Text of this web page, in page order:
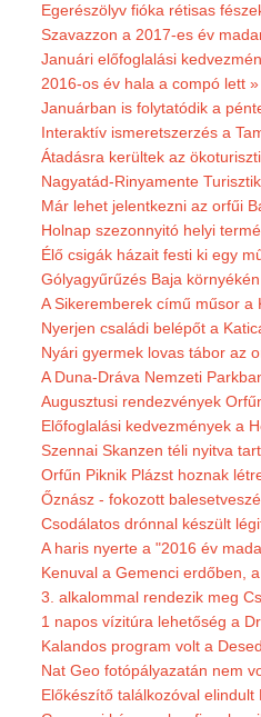
Egerészölyv fióka rétisas
Szavazzon a 2017-es év
Januári előfoglalási
2016-os év hala a compó lett »
Januárban is folytatódik a
Interaktív ismeretszerzés a
Átadásra kerültek az
Nagyatád-Rinyamente
Már lehet jelentkezni az orfűi
Holnap szezonnyitó helyi
Élő csigák házait festi ki egy
Gólyagyűrűzés Baja
A Sikeremberek című műsor a
Nyerjen családi belépőt a
Nyári gyermek lovas tábor az
A Duna-Dráva Nemzeti
Augusztusi rendezvények
Előfoglalási kedvezmények a
Szennai Skanzen téli nyitva
Orfűn Piknik Plázst hoznak
Őznász - fokozott
Csodálatos drónnal készült
A haris nyerte a "2016 év
Kenuval a Gemenci erdőben,
3. alkalommal rendezik meg
1 napos vízitúra lehetőség a
Kalandos program volt a
Nat Geo fotópályazatán nem
Előkészítő találkozóval